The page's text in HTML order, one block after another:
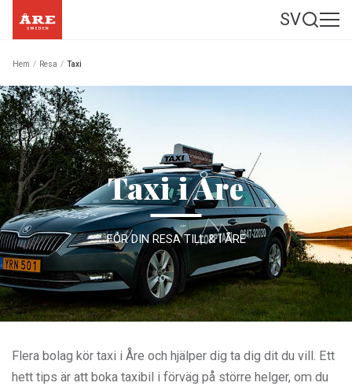
SV
Hem / Resa / Taxi
Taxi i Åre
FÖR DIN RESA TILL & I ÅRE
Flera bolag kör taxi i Åre och hjälper dig ta dig dit du vill. Ett
hett tips är att boka taxibil i förväg på större helger, om du